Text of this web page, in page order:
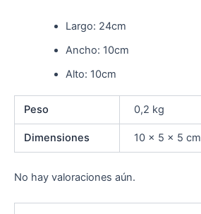
Largo: 24cm
Ancho: 10cm
Alto: 10cm
Peso 0,2 kg
Dimensiones 10 × 5 × 5 cm
No hay valoraciones aún.